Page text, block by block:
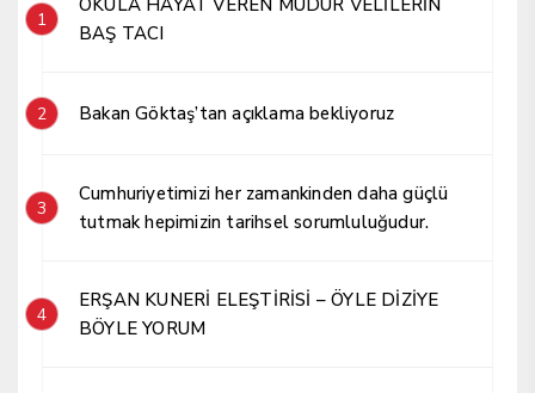
1
OKULA HAYAT VEREN MÜDÜR VELİLERİN
BAŞ TACI
2 Bakan Göktaş’tan açıklama bekliyoruz
3
Cumhuriyetimizi her zamankinden daha güçlü
tutmak hepimizin tarihsel sorumluluğudur.
4
ERŞAN KUNERİ ELEŞTİRİSİ – ÖYLE DİZİYE
BÖYLE YORUM